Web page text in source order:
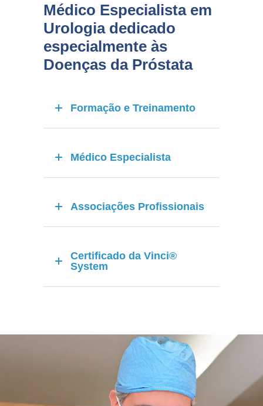
Médico Especialista em
Urologia dedicado
especialmente às
Doenças da Próstata
Formação e Treinamento
Médico Especialista
Associações Profissionais
Certificado da Vinci®
System